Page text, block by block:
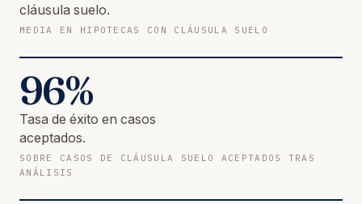
cláusula suelo.
MEDIA EN HIPOTECAS CON CLÁUSULA SUELO
96%
Tasa de éxito en casos
aceptados.
SOBRE CASOS DE CLÁUSULA SUELO ACEPTADOS TRAS
ANÁLISIS